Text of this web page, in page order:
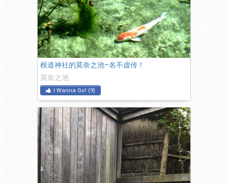
根道神社的莫奈之池–名不虚传！
莫奈之池
I Wanna Go! (9)